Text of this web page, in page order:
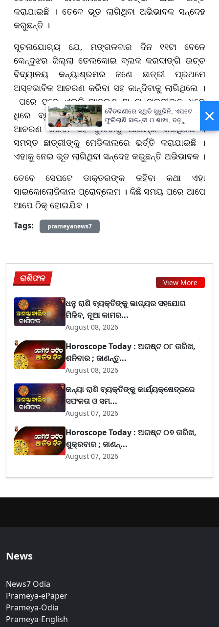
କରାଯାଇଛି । ତେବେ ଭୂତ ଲାଗିଥିବା ଅଭିଭାବକ ସନ୍ଦେହ
କରୁଛନ୍ତି ।
ସୂଚନାଯୋଗ୍ୟ ଯେ, ମଙ୍ଗଳବାର ଦିନ ୧୧ଟା ବେଳେ
କେନ୍ଦୁଝର ଜିଲ୍ଲା ତେଲକୋଇ ବ୍ଲକ କରଦାଙ୍ଗି ଉଚ୍ଚ
ବିଦ୍ୟାଳୟ କନ୍ୟାଶ୍ରମର ଜଣେ ଛାତ୍ରୀ ପ୍ରଥମେ
ଅସ୍ବଭାବିକ ଆଚରଣ କରିବା ସହ କାନ୍ଦିବାକୁ ଲାଗିଥିଲେ ।
ପରେ ପରେ ଏଭଳି ଆଚରଣ ଅନ୍ୟ ଛାତ୍ରୀଙ୍କୁ ଧିରେ
ଧିରେ ବ୍ୟାପିବାକୁ ଲାଗିଥିଲା । ସେମାନେ ଅସ୍ବଭାବିକ
ଆଚରଣ କରିବା ସହ ଝୁଲିବାକୁ ଆରମ୍ଭ କରିଥିଲେ ।
ସମସ୍ତ ଛାତ୍ରୀଙ୍କୁ ମେଡିକାଲରେ ଭର୍ତ୍ତି କରାଯାଇଛି ।
ଏହାକୁ ନେଇ ଭୂତ ଲାଗିଥିବା ସନ୍ଦେହ କରୁଛନ୍ତି ଅଭିଭାବକ ।
ତେବେ ସେପଟେ ଡାକ୍ତରଙ୍କ କହିବା କଥା ଏହା
ସାଇକୋଲୋଜିକାଲ ପ୍ରୋବ୍ଲେମ । କିଛି ସମୟ ପରେ ଆପେ
ଆପେ ଠିକ୍ ହୋଇଯିବ ।
Tags: prameyanews7
ରାଶିଫଳ View More
ଧନୁ ରାଶି ବ୍ୟକ୍ତିଙ୍କୁ ଭାଗ୍ୟର ସହଯୋଗ
ମିଳିବ, ନୂଆ କାମର...
August 08, 2026
Horoscope Today : ଅଗଷ୍ଟ ୦୮ ତାରିଖ,
ଶନିବାର ; ଜାଣନ୍ତୁ...
August 08, 2026
କନ୍ୟା ରାଶି ବ୍ୟକ୍ତିଙ୍କୁ କାର୍ଯ୍ୟକ୍ଷେତ୍ରରେ
ସଫଳତା ଓ ସମ...
August 07, 2026
Horoscope Today : ଅଗଷ୍ଟ ୦୭ ତାରିଖ,
ଶୁକ୍ରବାର ; ଜାଣନ୍...
August 07, 2026
News
News7 Odia
Prameya-ePaper
Prameya-Odia
Prameya-English
×
ବୈତରଣୀରେ ସ୍ଥିତି ସୁଧୁରିନି, ଏପଟେ
ଫୁଲିଲାଣି ସାଳନ୍ଦୀ ଓ ଶାଖା, ବଢ଼ୁଛି